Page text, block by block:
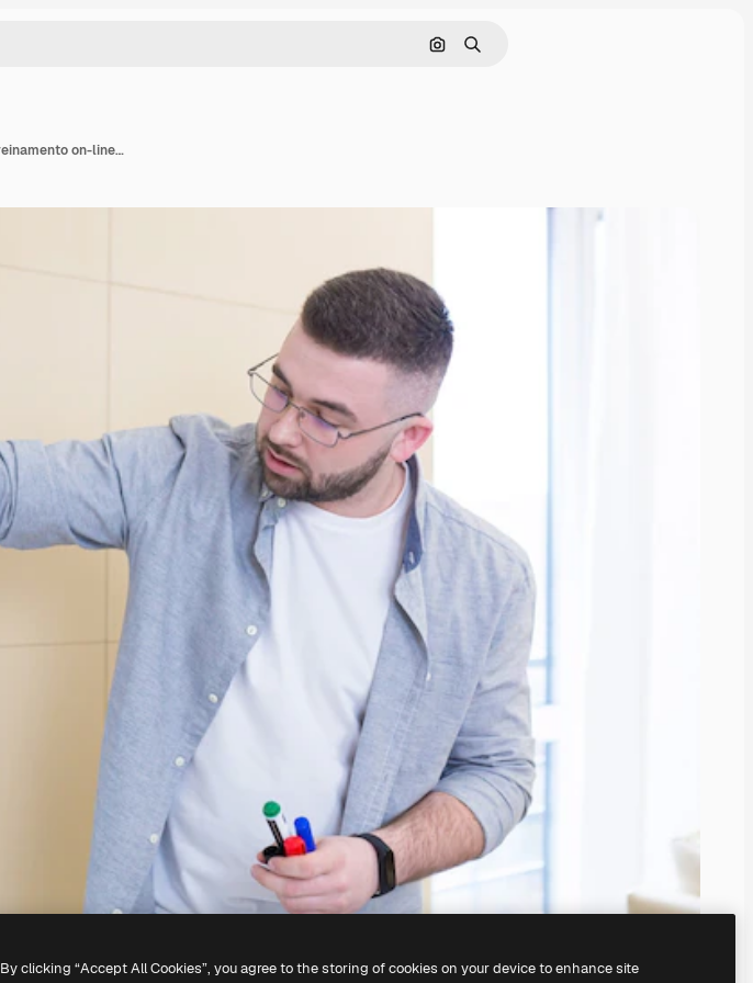
Pesquisar por imagem
Buscar
Jovem empresário com roupas casuais, apresentação ou treinamento on-line usando uma webcam de laptop e um flipchart com marcadores
By clicking “Accept All Cookies”, you agree to the storing of cookies on your device to enhance site